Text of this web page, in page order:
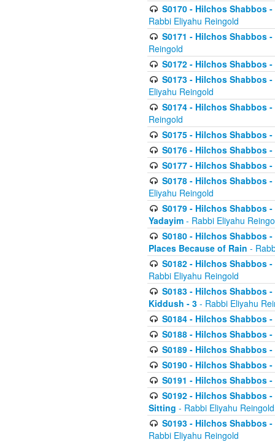
S0170 - Hilchos Shabbos
Rabbi Eliyahu Reingold
S0171 - Hilchos Shabbos
Reingold
S0172 - Hilchos Shabbos
S0173 - Hilchos Shabbos
Eliyahu Reingold
S0174 - Hilchos Shabbos
Reingold
S0175 - Hilchos Shabbos
S0176 - Hilchos Shabbos
S0177 - Hilchos Shabbos
S0178 - Hilchos Shabbos
Eliyahu Reingold
S0179 - Hilchos Shabbos
Yadayim - Rabbi Eliyahu
S0180 - Hilchos Shabbos
Places Because of Rain -
S0182 - Hilchos Shabbos
Rabbi Eliyahu Reingold
S0183 - Hilchos Shabbos
Kiddush - 3 - Rabbi Eliyahu
S0184 - Hilchos Shabbos
S0188 - Hilchos Shabbos
S0189 - Hilchos Shabbos
S0190 - Hilchos Shabbos
S0191 - Hilchos Shabbos
S0192 - Hilchos Shabbos
Sitting - Rabbi Eliyahu Reingold
S0193 - Hilchos Shabbos
Rabbi Eliyahu Reingold